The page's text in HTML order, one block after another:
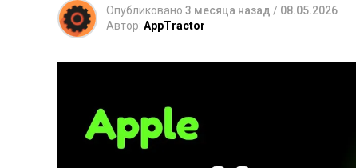
Опубликовано 3 месяца назад / 08.05.2026
Автор: AppTractor